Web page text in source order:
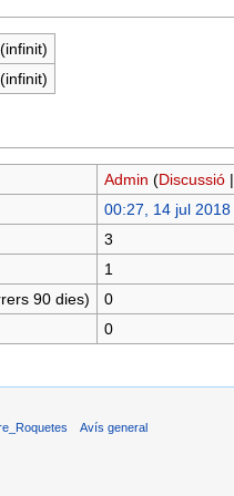
Admin (Discussió|
00:27, 14 jul 2018
3
1
90 dies)
0
0
Avís general